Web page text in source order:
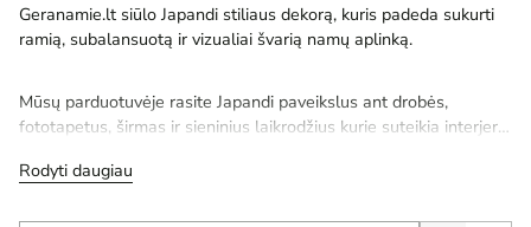
Geranamie.lt siūlo Japandi stiliaus dekorą, kuris padeda sukurti
ramią, subalansuotą ir vizualiai švarią namų aplinką.
Mūsų parduotuvėje rasite Japandi paveikslus ant drobės,
fototapetus, širmas ir sieninius laikrodžius kurie suteikia interjerui
Rodyti daugiau